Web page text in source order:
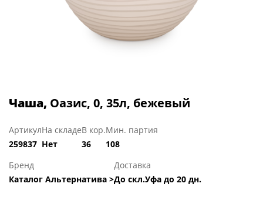
Чаша, Оазис, 0, 35л, бежевый
Артикул
259837
На складе
Нет
В кор.
36
Мин. партия
108
Бренд
Каталог Альтернатива >
Доставка
До скл.Уфа до 20 дн.